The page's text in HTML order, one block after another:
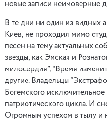
новые записи неимоверные
В те дни ни один из видных
Киев, не проходил мимо
песен на тему актуальных
звезды, как Эмская и
милосердия”, “Время
другие. Владельцы
Богемского исключительное
патриотического цикла. И
Огромным успехом в тылу и